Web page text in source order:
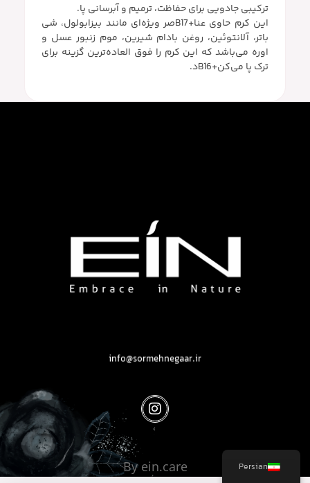
ترکیبی جادویی برای حفاظت، ترمیم و آبرسانی پا.
این کرم حاوی عنا+B17صر ویژه‌ای مانند بیزابولول، شی
باتر، آلانتوئین، روغن بادام شیرین، موم زنبور عسل و
اوره می‌باشد که این کرم را فوق العاده‌ترین گزینه برای
ترک پا می‌کن+B16د.
info@sormehnegaar.ir
By ein.care Persian